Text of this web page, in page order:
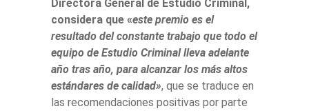
Directora General de Estudio Criminal,
considera que «este premio es el
resultado del constante trabajo que todo el
equipo de Estudio Criminal lleva adelante
año tras año, para alcanzar los más altos
estándares de calidad», que se traduce en
las recomendaciones positivas por parte